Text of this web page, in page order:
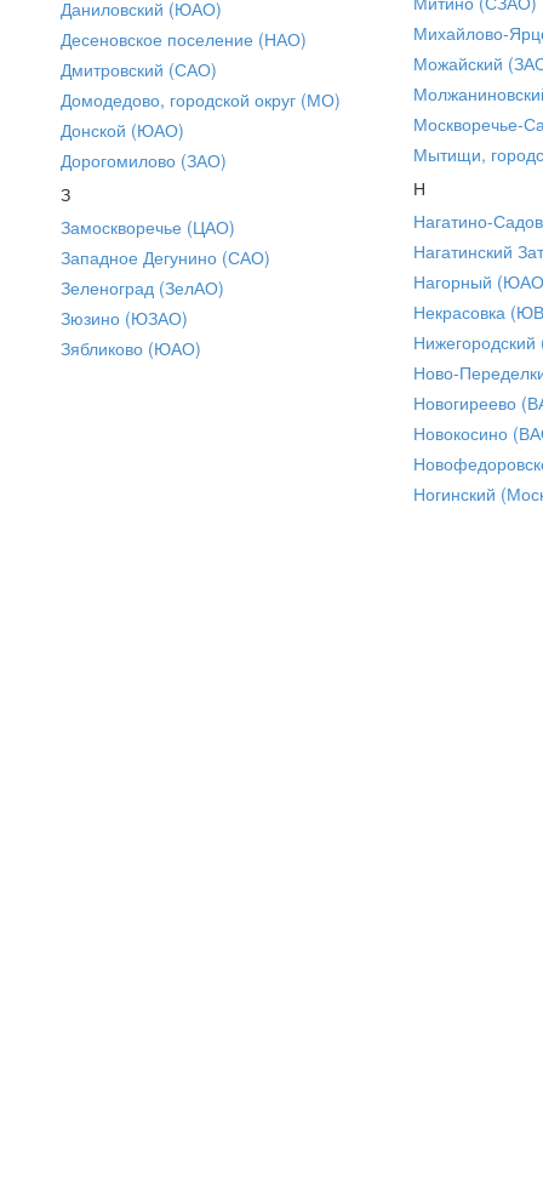
Даниловский (ЮАО)
Десеновское поселение (НАО)
Дмитровский (САО)
Домодедово, городской округ (МО)
Донской (ЮАО)
Дорогомилово (ЗАО)
З
Замоскворечье (ЦАО)
Западное Дегунино (САО)
Зеленоград (ЗелАО)
Зюзино (ЮЗАО)
Зябликово (ЮАО)
Михайлово-
Можайский
Москворечье-
Мытищи,
Н
Нагатино-
Нагатинский
Нагорный
Некрасовка
Ново-
Новогиреево
Новокосино
Ногинский